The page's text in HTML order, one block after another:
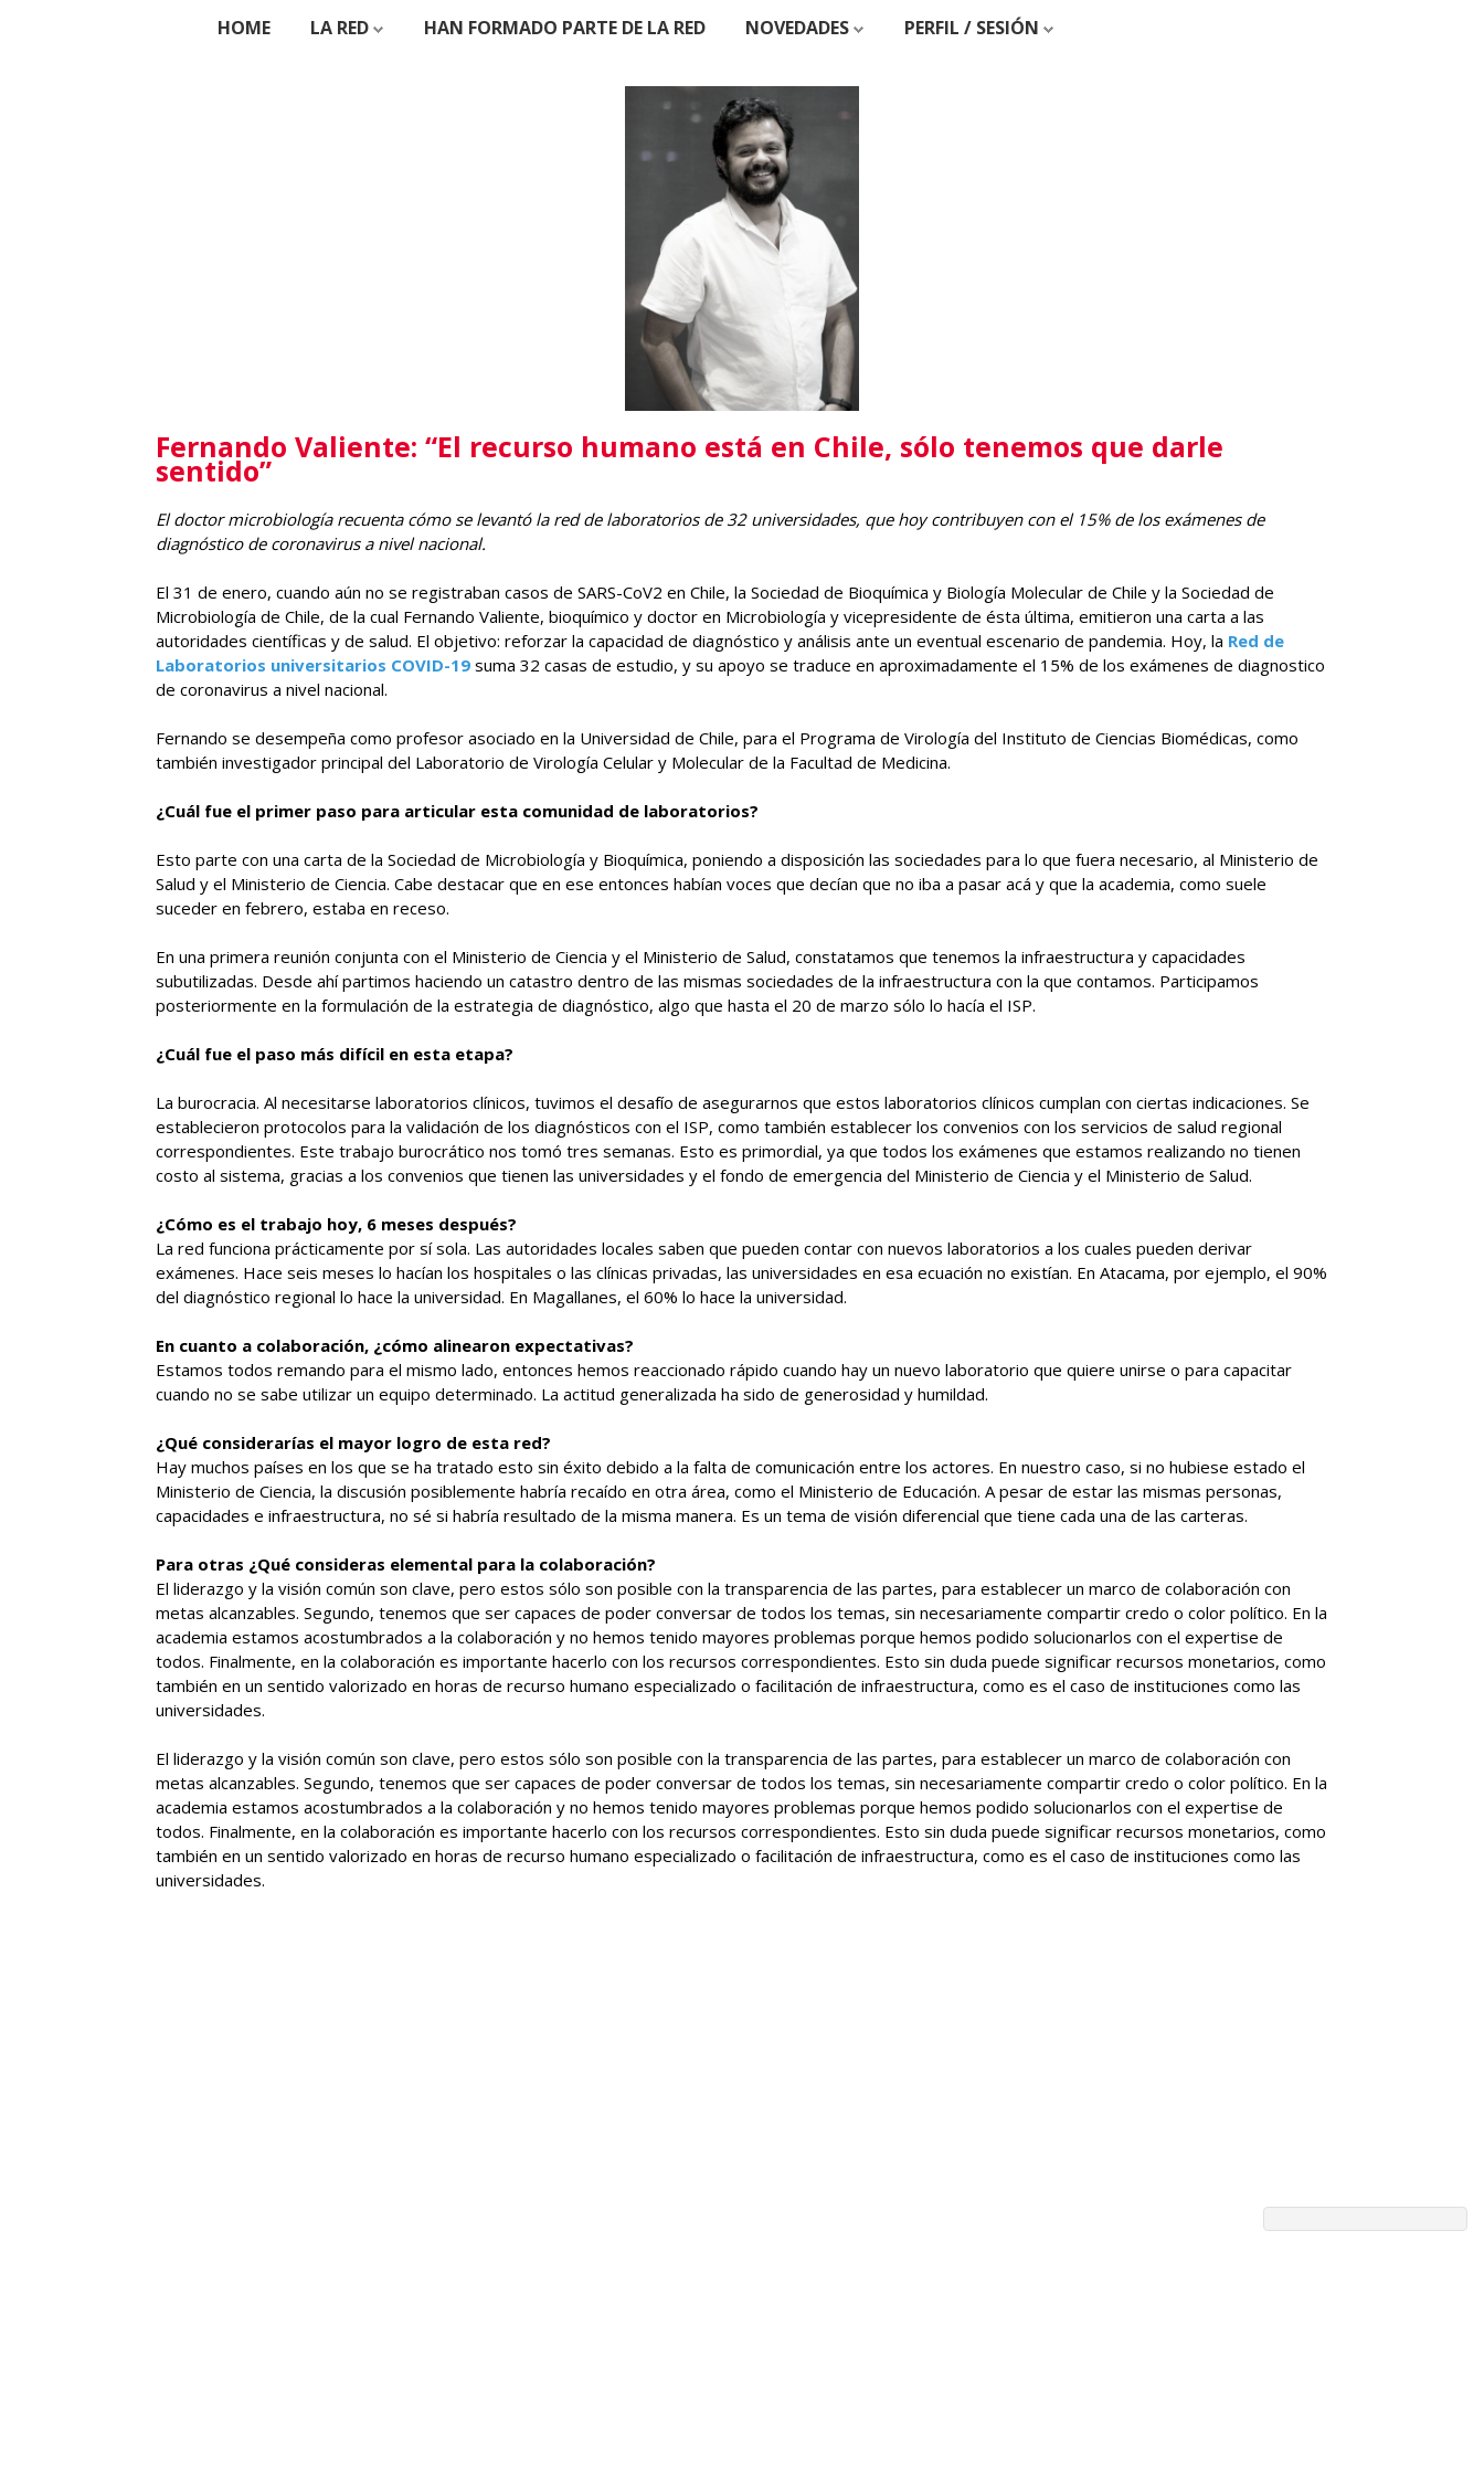
HOME LA RED HAN FORMADO PARTE DE LA RED NOVEDADES PERFIL / SESIÓN
Fernando Valiente: “El recurso humano está en Chile, sólo tenemos que darle
sentido”
El doctor microbiología recuenta cómo se levantó la red de laboratorios de 32 universidades, que hoy contribuyen con el 15% de los exámenes de
diagnóstico de coronavirus a nivel nacional.
El 31 de enero, cuando aún no se registraban casos de SARS-CoV2 en Chile, la Sociedad de Bioquímica y Biología Molecular de Chile y la Sociedad de
Microbiología de Chile, de la cual Fernando Valiente, bioquímico y doctor en Microbiología y vicepresidente de ésta última, emitieron una carta a las
autoridades científicas y de salud. El objetivo: reforzar la capacidad de diagnóstico y análisis ante un eventual escenario de pandemia. Hoy, la Red de
Laboratorios universitarios COVID-19suma 32 casas de estudio, y su apoyo se traduce en aproximadamente el 15% de los exámenes de diagnostico
de coronavirus a nivel nacional.
Fernando se desempeña como profesor asociado en la Universidad de Chile, para el Programa de Virología del Instituto de Ciencias Biomédicas, como
también investigador principal del Laboratorio de Virología Celular y Molecular de la Facultad de Medicina.
¿Cuál fue el primer paso para articular esta comunidad de laboratorios?
Esto parte con una carta de la Sociedad de Microbiología y Bioquímica, poniendo a disposición las sociedades para lo que fuera necesario, al Ministerio de
Salud y el Ministerio de Ciencia. Cabe destacar que en ese entonces habían voces que decían que no iba a pasar acá y que la academia, como suele
suceder en febrero, estaba en receso.
En una primera reunión conjunta con el Ministerio de Ciencia y el Ministerio de Salud, constatamos que tenemos la infraestructura y capacidades
subutilizadas. Desde ahí partimos haciendo un catastro dentro de las mismas sociedades de la infraestructura con la que contamos. Participamos
posteriormente en la formulación de la estrategia de diagnóstico, algo que hasta el 20 de marzo sólo lo hacía el ISP.
¿Cuál fue el paso más difícil en esta etapa?
La burocracia. Al necesitarse laboratorios clínicos, tuvimos el desafío de asegurarnos que estos laboratorios clínicos cumplan con ciertas indicaciones. Se
establecieron protocolos para la validación de los diagnósticos con el ISP, como también establecer los convenios con los servicios de salud regional
correspondientes. Este trabajo burocrático nos tomó tres semanas. Esto es primordial, ya que todos los exámenes que estamos realizando no tienen
costo al sistema, gracias a los convenios que tienen las universidades y el fondo de emergencia del Ministerio de Ciencia y el Ministerio de Salud.
¿Cómo es el trabajo hoy, 6 meses después?
La red funciona prácticamente por sí sola. Las autoridades locales saben que pueden contar con nuevos laboratorios a los cuales pueden derivar
exámenes. Hace seis meses lo hacían los hospitales o las clínicas privadas, las universidades en esa ecuación no existían. En Atacama, por ejemplo, el 90%
del diagnóstico regional lo hace la universidad. En Magallanes, el 60% lo hace la universidad.
En cuanto a colaboración, ¿cómo alinearon expectativas?
Estamos todos remando para el mismo lado, entonces hemos reaccionado rápido cuando hay un nuevo laboratorio que quiere unirse o para capacitar
cuando no se sabe utilizar un equipo determinado. La actitud generalizada ha sido de generosidad y humildad.
¿Qué considerarías el mayor logro de esta red?
Hay muchos países en los que se ha tratado esto sin éxito debido a la falta de comunicación entre los actores. En nuestro caso, si no hubiese estado el
Ministerio de Ciencia, la discusión posiblemente habría recaído en otra área, como el Ministerio de Educación. A pesar de estar las mismas personas,
capacidades e infraestructura, no sé si habría resultado de la misma manera. Es un tema de visión diferencial que tiene cada una de las carteras.
Para otras ¿Qué consideras elemental para la colaboración?
El liderazgo y la visión común son clave, pero estos sólo son posible con la transparencia de las partes, para establecer un marco de colaboración con
metas alcanzables. Segundo, tenemos que ser capaces de poder conversar de todos los temas, sin necesariamente compartir credo o color político. En la
academia estamos acostumbrados a la colaboración y no hemos tenido mayores problemas porque hemos podido solucionarlos con el expertise de
todos. Finalmente, en la colaboración es importante hacerlo con los recursos correspondientes. Esto sin duda puede significar recursos monetarios, como
también en un sentido valorizado en horas de recurso humano especializado o facilitación de infraestructura, como es el caso de instituciones como las
universidades.
El liderazgo y la visión común son clave, pero estos sólo son posible con la transparencia de las partes, para establecer un marco de colaboración con
metas alcanzables. Segundo, tenemos que ser capaces de poder conversar de todos los temas, sin necesariamente compartir credo o color político. En la
academia estamos acostumbrados a la colaboración y no hemos tenido mayores problemas porque hemos podido solucionarlos con el expertise de
todos. Finalmente, en la colaboración es importante hacerlo con los recursos correspondientes. Esto sin duda puede significar recursos monetarios, como
también en un sentido valorizado en horas de recurso humano especializado o facilitación de infraestructura, como es el caso de instituciones como las
universidades.